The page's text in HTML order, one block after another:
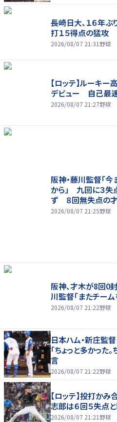
長崎日大、１６年
打１５得点の猛攻
2026/08/07 21:31 野球
【ロッテ】ルーキ
デビュー 自己最
2026/08/07 21:27野球
阪神・藤川監督「
から」 九回に３失
ず ８回無失点の才
の回まででも十分な
2026/08/07 21:25野球
阪神、才木が8回0
川監督「またチー
2026/08/07 21:22野球
日本ハム・新庄監
「ちょっと多かった
言
2026/08/07 21:22野球
【ロッテ】投打か
志郎は６回５失点
2026/08/07 21:21 野球